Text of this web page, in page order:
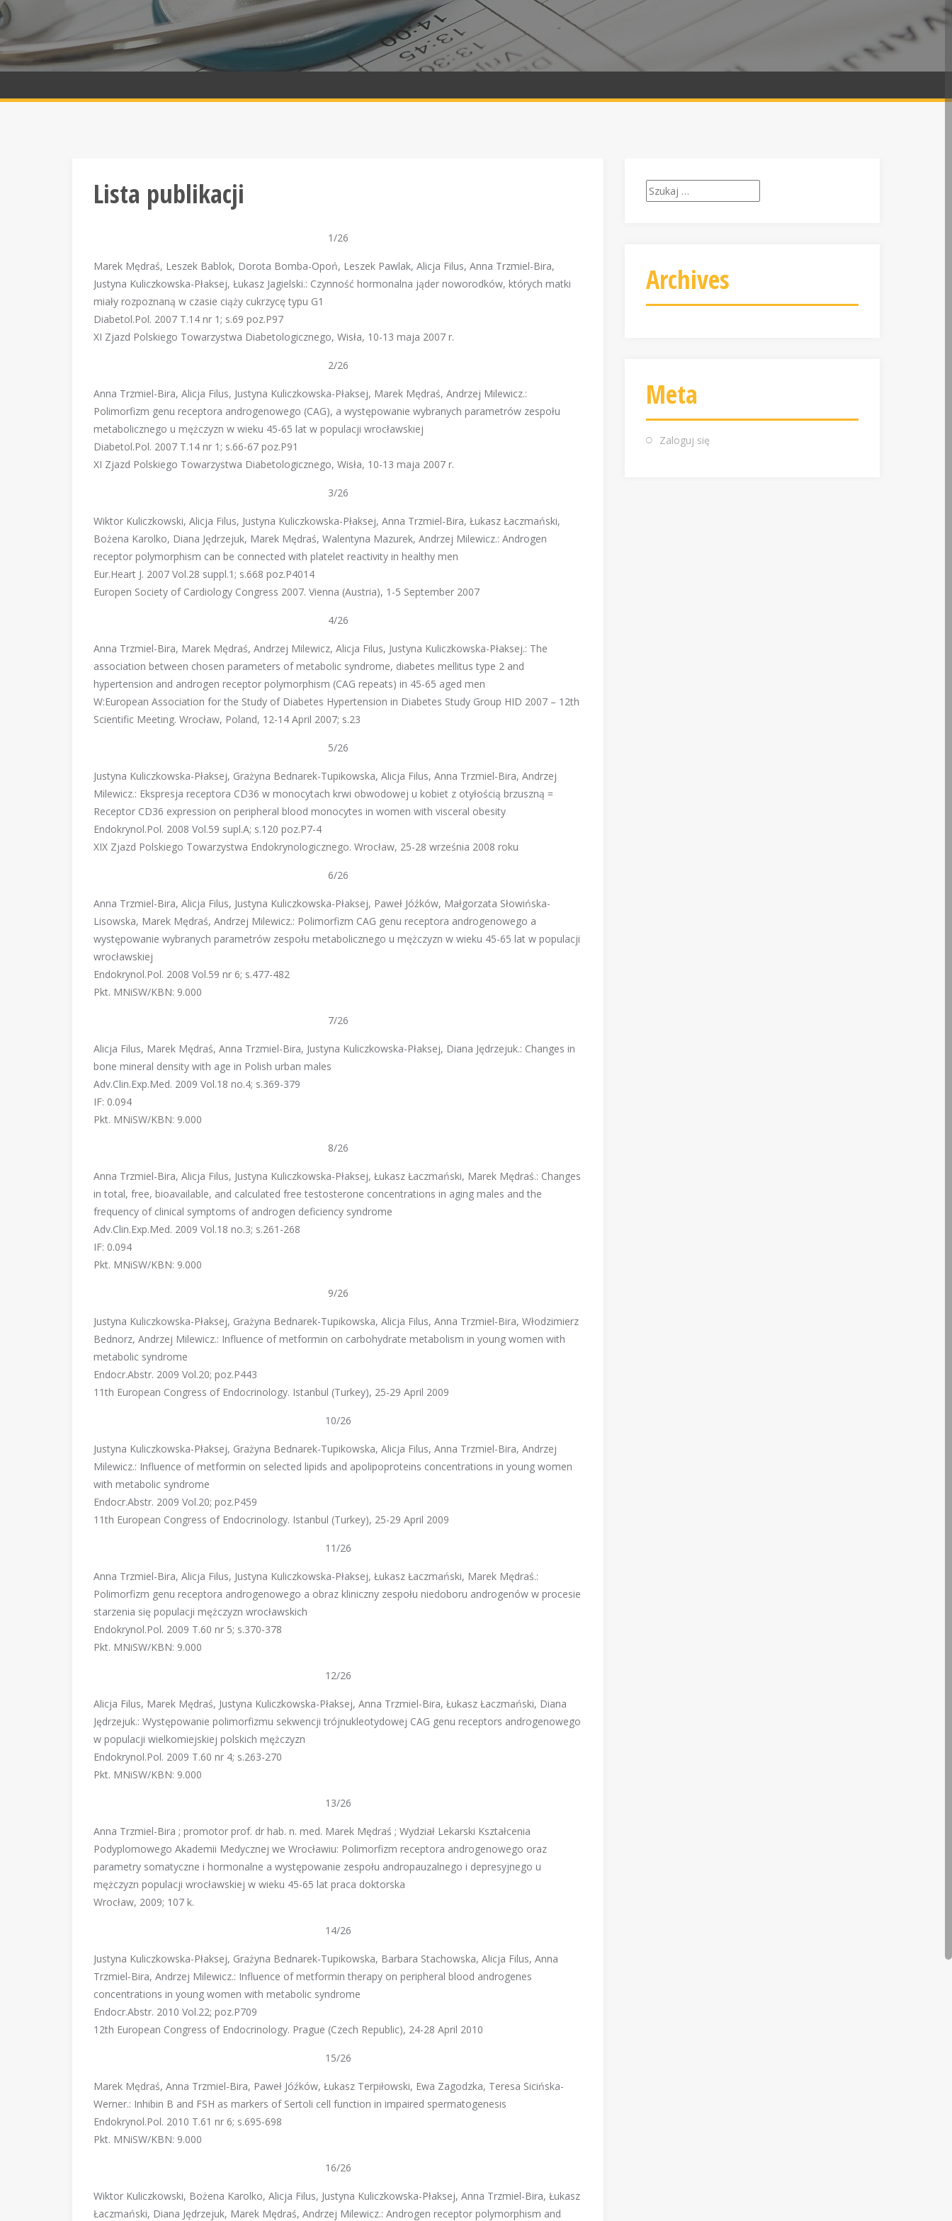
Lista publikacji
1/26
Marek Mędraś, Leszek Bablok, Dorota Bomba-Opoń, Leszek Pawlak, Alicja Filus, Anna Trzmiel-Bira,
Justyna Kuliczkowska-Płaksej, Łukasz Jagielski.: Czynność hormonalna jąder noworodków, których matki
miały rozpoznaną w czasie ciąży cukrzycę typu G1
Diabetol.Pol. 2007 T.14 nr 1; s.69 poz.P97
XI Zjazd Polskiego Towarzystwa Diabetologicznego, Wisła, 10-13 maja 2007 r.
2/26
Anna Trzmiel-Bira, Alicja Filus, Justyna Kuliczkowska-Płaksej, Marek Mędraś, Andrzej Milewicz.:
Polimorfizm genu receptora androgenowego (CAG), a występowanie wybranych parametrów zespołu
metabolicznego u mężczyzn w wieku 45-65 lat w populacji wrocławskiej
Diabetol.Pol. 2007 T.14 nr 1; s.66-67 poz.P91
XI Zjazd Polskiego Towarzystwa Diabetologicznego, Wisła, 10-13 maja 2007 r.
3/26
Wiktor Kuliczkowski, Alicja Filus, Justyna Kuliczkowska-Płaksej, Anna Trzmiel-Bira, Łukasz Łaczmański,
Bożena Karolko, Diana Jędrzejuk, Marek Mędraś, Walentyna Mazurek, Andrzej Milewicz.: Androgen
receptor polymorphism can be connected with platelet reactivity in healthy men
Eur.Heart J. 2007 Vol.28 suppl.1; s.668 poz.P4014
Europen Society of Cardiology Congress 2007. Vienna (Austria), 1-5 September 2007
4/26
Anna Trzmiel-Bira, Marek Mędraś, Andrzej Milewicz, Alicja Filus, Justyna Kuliczkowska-Płaksej.: The
association between chosen parameters of metabolic syndrome, diabetes mellitus type 2 and
hypertension and androgen receptor polymorphism (CAG repeats) in 45-65 aged men
W:European Association for the Study of Diabetes Hypertension in Diabetes Study Group HID 2007 – 12th
Scientific Meeting. Wrocław, Poland, 12-14 April 2007; s.23
5/26
Justyna Kuliczkowska-Płaksej, Grażyna Bednarek-Tupikowska, Alicja Filus, Anna Trzmiel-Bira, Andrzej
Milewicz.: Ekspresja receptora CD36 w monocytach krwi obwodowej u kobiet z otyłością brzuszną =
Receptor CD36 expression on peripheral blood monocytes in women with visceral obesity
Endokrynol.Pol. 2008 Vol.59 supl.A; s.120 poz.P7-4
XIX Zjazd Polskiego Towarzystwa Endokrynologicznego. Wrocław, 25-28 września 2008 roku
6/26
Anna Trzmiel-Bira, Alicja Filus, Justyna Kuliczkowska-Płaksej, Paweł Jóźków, Małgorzata Słowińska-
Lisowska, Marek Mędraś, Andrzej Milewicz.: Polimorfizm CAG genu receptora androgenowego a
występowanie wybranych parametrów zespołu metabolicznego u mężczyzn w wieku 45-65 lat w populacji
wrocławskiej
Endokrynol.Pol. 2008 Vol.59 nr 6; s.477-482
Pkt. MNiSW/KBN: 9.000
7/26
Alicja Filus, Marek Mędraś, Anna Trzmiel-Bira, Justyna Kuliczkowska-Płaksej, Diana Jędrzejuk.: Changes in
bone mineral density with age in Polish urban males
Adv.Clin.Exp.Med. 2009 Vol.18 no.4; s.369-379
IF: 0.094
Pkt. MNiSW/KBN: 9.000
8/26
Anna Trzmiel-Bira, Alicja Filus, Justyna Kuliczkowska-Płaksej, Łukasz Łaczmański, Marek Mędraś.: Changes
in total, free, bioavailable, and calculated free testosterone concentrations in aging males and the
frequency of clinical symptoms of androgen deficiency syndrome
Adv.Clin.Exp.Med. 2009 Vol.18 no.3; s.261-268
IF: 0.094
Pkt. MNiSW/KBN: 9.000
9/26
Justyna Kuliczkowska-Płaksej, Grażyna Bednarek-Tupikowska, Alicja Filus, Anna Trzmiel-Bira, Włodzimierz
Bednorz, Andrzej Milewicz.: Influence of metformin on carbohydrate metabolism in young women with
metabolic syndrome
Endocr.Abstr. 2009 Vol.20; poz.P443
11th European Congress of Endocrinology. Istanbul (Turkey), 25-29 April 2009
10/26
Justyna Kuliczkowska-Płaksej, Grażyna Bednarek-Tupikowska, Alicja Filus, Anna Trzmiel-Bira, Andrzej
Milewicz.: Influence of metformin on selected lipids and apolipoproteins concentrations in young women
with metabolic syndrome
Endocr.Abstr. 2009 Vol.20; poz.P459
11th European Congress of Endocrinology. Istanbul (Turkey), 25-29 April 2009
11/26
Anna Trzmiel-Bira, Alicja Filus, Justyna Kuliczkowska-Płaksej, Łukasz Łaczmański, Marek Mędraś.:
Polimorfizm genu receptora androgenowego a obraz kliniczny zespołu niedoboru androgenów w procesie
starzenia się populacji mężczyzn wrocławskich
Endokrynol.Pol. 2009 T.60 nr 5; s.370-378
Pkt. MNiSW/KBN: 9.000
12/26
Alicja Filus, Marek Mędraś, Justyna Kuliczkowska-Płaksej, Anna Trzmiel-Bira, Łukasz Łaczmański, Diana
Jędrzejuk.: Występowanie polimorfizmu sekwencji trójnukleotydowej CAG genu receptors androgenowego
w populacji wielkomiejskiej polskich mężczyzn
Endokrynol.Pol. 2009 T.60 nr 4; s.263-270
Pkt. MNiSW/KBN: 9.000
13/26
Anna Trzmiel-Bira ; promotor prof. dr hab. n. med. Marek Mędraś ; Wydział Lekarski Kształcenia
Podyplomowego Akademii Medycznej we Wrocławiu: Polimorfizm receptora androgenowego oraz
parametry somatyczne i hormonalne a występowanie zespołu andropauzalnego i depresyjnego u
mężczyzn populacji wrocławskiej w wieku 45-65 lat praca doktorska
Wrocław, 2009; 107 k.
14/26
Justyna Kuliczkowska-Płaksej, Grażyna Bednarek-Tupikowska, Barbara Stachowska, Alicja Filus, Anna
Trzmiel-Bira, Andrzej Milewicz.: Influence of metformin therapy on peripheral blood androgenes
concentrations in young women with metabolic syndrome
Endocr.Abstr. 2010 Vol.22; poz.P709
12th European Congress of Endocrinology. Prague (Czech Republic), 24-28 April 2010
15/26
Marek Mędraś, Anna Trzmiel-Bira, Paweł Jóźków, Łukasz Terpiłowski, Ewa Zagodzka, Teresa Sicińska-
Werner.: Inhibin B and FSH as markers of Sertoli cell function in impaired spermatogenesis
Endokrynol.Pol. 2010 T.61 nr 6; s.695-698
Pkt. MNiSW/KBN: 9.000
16/26
Wiktor Kuliczkowski, Bożena Karolko, Alicja Filus, Justyna Kuliczkowska-Płaksej, Anna Trzmiel-Bira, Łukasz
Łaczmański, Diana Jędrzejuk, Marek Mędraś, Andrzej Milewicz.: Androgen receptor polymorphism and
Szukaj:
Archives
Meta
Zaloguj się